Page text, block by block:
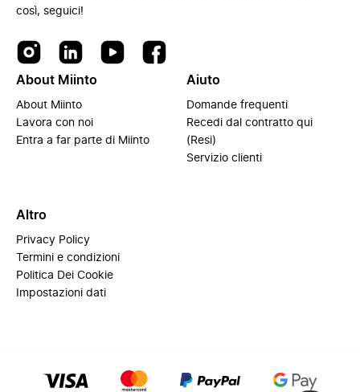
così, seguici!
About Miinto
About Miinto
Lavora con noi
Entra a far parte di Miinto
Aiuto
Domande frequenti
Recedi dal contratto qui
(Resi)
Servizio clienti
Altro
Privacy Policy
Termini e condizioni
Politica Dei Cookie
Impostazioni dati